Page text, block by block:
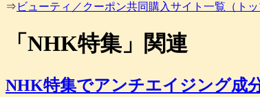
キ
⇒ ビューティ／クーポン共同購入サイト一覧（トッ
「 NHK特集 」関連
NHK特集でアンチエイジング成